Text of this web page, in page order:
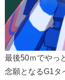
最後50ｍでやっ
念願となるG1タ